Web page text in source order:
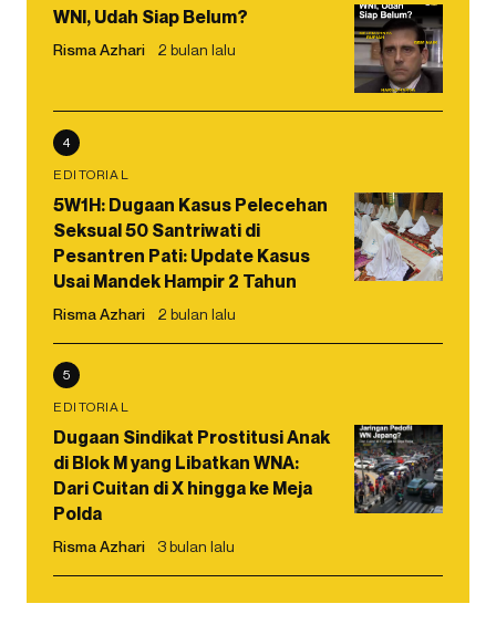
WNI, Udah Siap Belum?
Risma Azhari 2 bulan lalu
4
EDITORIAL
5W1H: Dugaan Kasus Pelecehan
Seksual 50 Santriwati di
Pesantren Pati: Update Kasus
Usai Mandek Hampir 2 Tahun
Risma Azhari 2 bulan lalu
5
EDITORIAL
Dugaan Sindikat Prostitusi Anak
di Blok M yang Libatkan WNA:
Dari Cuitan di X hingga ke Meja
Polda
Risma Azhari 3 bulan lalu